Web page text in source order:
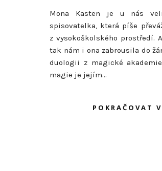
Mona Kasten je u nás
spisovatelka, která píše
z vysokoškolského prostředí.
tak nám i ona zabrousila do
duologii z magické
magie je jejím...
POKRAČOVAT